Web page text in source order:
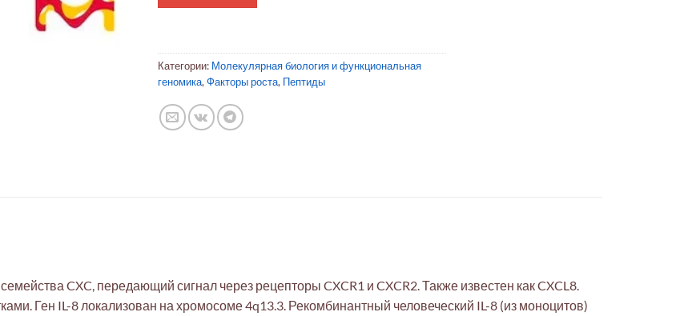
Категории: Молекулярная биология и функциональная
геномика, Факторы роста, Пептиды
CXC, передающий сигнал через рецепторы CXCR1 и CXCR2. Также известен как CXCL8.
Ген IL-8 локализован на хромосоме 4q13.3. Рекомбинантный человеческий IL-8 (из моноцитов)